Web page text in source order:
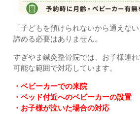
「子どもを預けられないから通えな
諦める必要はありません。
すぎやま鍼灸整骨院では、お子様連
可能な範囲で対応しています。
・ベビーカーでの来院
・ベッド付近へのベビーカーの設置
・お子様が泣いた場合の対応